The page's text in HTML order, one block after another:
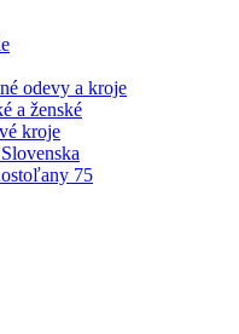
odevy a kroje
a ženské
kroje
75